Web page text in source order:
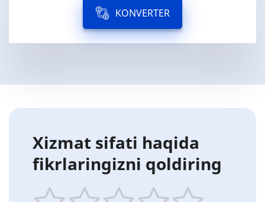
KONVERTER
Xizmat sifati haqida
fikrlaringizni qoldiring